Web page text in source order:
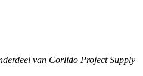
van Corlido Project Supply